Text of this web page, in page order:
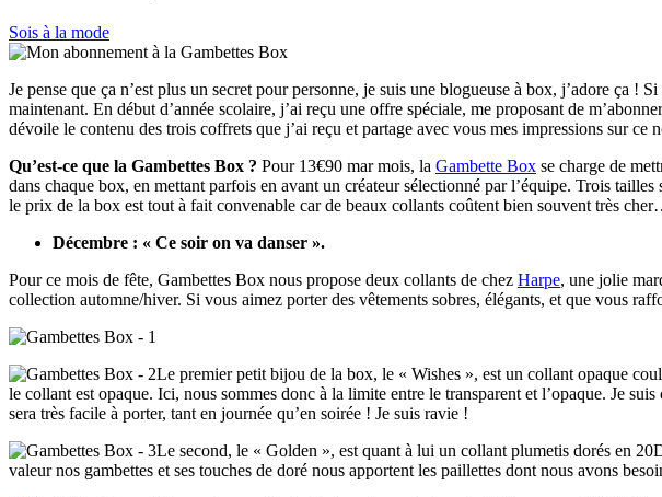
Sois à la mode
Je pense que ça n’est plus un secret pour personne, je suis une blogueuse à box, j’adore ça !
maintenant. En début d’année scolaire, j’ai reçu une offre spéciale, me proposant de
dévoile le contenu des trois coffrets que j’ai reçu et partage avec vous mes impressions sur ce
Qu’est-ce que la Gambettes Box ? Pour 13€90 mar mois, la Gambette Box se charge de
dans chaque box, en mettant parfois en avant un créateur sélectionné par l’équipe. Trois
le prix de la box est tout à fait convenable car de beaux collants coûtent bien souvent très
Décembre : « Ce soir on va danser ».
Pour ce mois de fête, Gambettes Box nous propose deux collants de chez Harpe, une jolie
collection automne/hiver. Si vous aimez porter des vêtements sobres, élégants, et que vous
Le premier petit bijou de la box, le « Wishes », est un collant opaque
le collant est opaque. Ici, nous sommes donc à la limite entre le transparent et l’opaque. Je
sera très facile à porter, tant en journée qu’en soirée ! Je suis ravie !
Le second, le « Golden », est quant à lui un collant plumetis dorés en
valeur nos gambettes et ses touches de doré nous apportent les paillettes dont nous avons